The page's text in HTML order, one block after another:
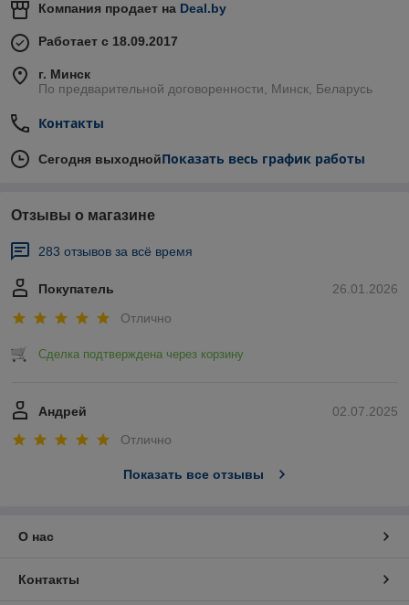
Компания продает на Deal.by
Работает с 18.09.2017
г. Минск
По предварительной договоренности, Минск, Беларусь
Контакты
Сегодня выходнойПоказать весь график работы
Отзывы о магазине
283 отзывов за всё время
26.01.2026
Покупатель
Отлично
Сделка подтверждена через корзину
02.07.2025
Андрей
Отлично
Показать все отзывы
О нас
Контакты